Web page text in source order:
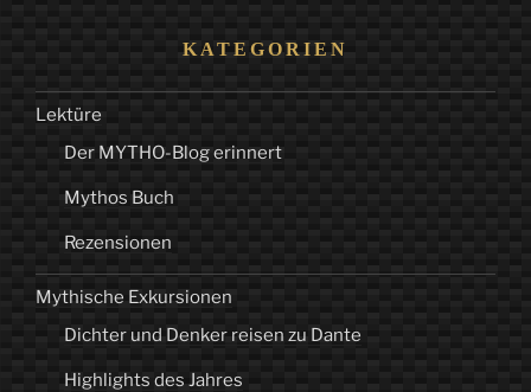
KATEGORIEN
Lektüre
Der MYTHO-Blog erinnert
Mythos Buch
Rezensionen
Mythische Exkursionen
Dichter und Denker reisen zu Dante
Highlights des Jahres